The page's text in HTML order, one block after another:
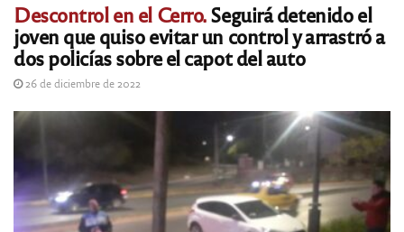
Descontrol en el Cerro.Seguirá detenido el
joven que quiso evitar un control y arrastró a
dos policías sobre el capot del auto
26 de diciembre de 2022